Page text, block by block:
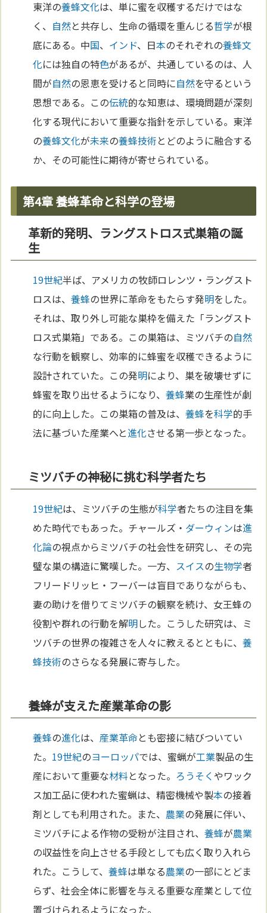
東洋の養蜂文化は、単に蜜を収穫するだけではな
く、 自然と共存し、生命の循環を重んじる哲学が根
底にある。中国、 インド、日本のそれぞれの養蜂文
化には独自の特色があるが、共通しているのは、人
間が自然の恩恵を受けると同時に自然を守るという
思想である。この伝統的な知恵は、環境問題が深刻
化する現代において重要な指針を示している。東洋
の養蜂文化が未来の養蜂技術とどのように融合する
か、その可能性に期待が寄せられている。
第4章 養蜂革命と科学の登場
革新的発明、ラングストロス式巣箱の誕
生
19世紀半ば、アメリカの牧師ロレンツ・ラングスト
ロスは、養蜂の世界に革命をもたらす発明をした。
それは、取り外し可能な巣枠を備えた「ラングスト
ロス式巣箱」である。この巣箱は、ミツバチの自然
な行動を観察し、効率的に蜂蜜を収穫できるように
設計されていた。この発明により、巣を破壊せずに
蜂蜜を取り出せるようになり、養蜂業の生産性が劇
的に向上した。この巣箱の普及は、養蜂を科学的手
法に基づいた産業へと進化させる第一歩となった。
ミツバチの神秘に挑む科学者たち
19世紀は、ミツバチの生態が科学者たちの注目を集
めた時代でもあった。チャールズ・ ダーウィンは進
化論の視点からミツバチの社会性を研究し、その完
璧な巣の構造に驚嘆した。一方、 スイスの生物学者
フリードリッヒ・フーバーは盲目でありながらも、
妻の助けを借りてミツバチの観察を続け、女王蜂の
役割や群れの行動を解明した。こうした研究は、ミ
ツバチの世界の複雑さを人々に教えるとともに、養
蜂技術のさらなる発展に寄与した。
養蜂が支えた産業革命の影
養蜂の進化は、 産業革命とも密接に結びついてい
た。 19世紀のヨーロッパでは、蜜蝋が工業製品の生
産において重要な材料となった。 ろうそくやワック
ス加工品に使われた蜜蝋は、精密機械や製本の接着
剤としても利用された。また、 農業の発展に伴い、
ミツバチによる作物の受粉が注目され、養蜂が農業
の収益性を向上させる手段としても広く取り入れら
れた。こうして、養蜂は単なる農業の一部にとどま
らず、社会全体に影響を与える重要な産業として位
置づけられるようになった。